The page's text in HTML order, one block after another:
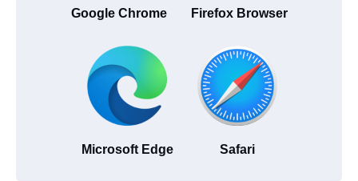
Google Chrome Firefox Browser
Microsoft Edge Safari